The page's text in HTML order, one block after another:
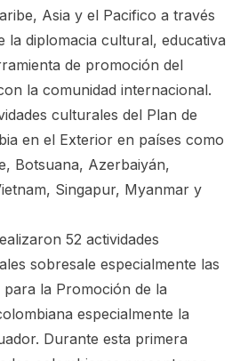
Asia y el Pacifico a través
la diplomacia cultural, educativa
de promoción del
la comunidad internacional.
culturales del Plan de
en el Exterior en países como
Botsuana, Azerbaiyán,
Singapur, Myanmar y
52 actividades
sobresale especialmente las
para la Promoción de la
especialmente la
Durante esta primera